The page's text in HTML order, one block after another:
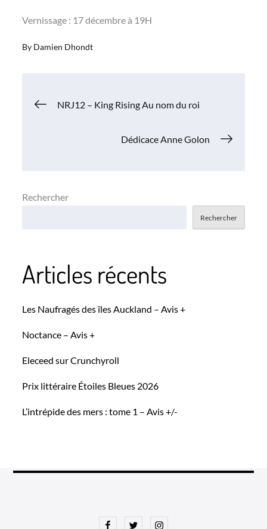
Vernissage : 17 décembre à 19H
By Damien Dhondt
Navigation
NRJ12 – King Rising Au nom du roi
Dédicace Anne Golon
Rechercher
Rechercher
Articles récents
Les Naufragés des îles Auckland – Avis +
Noctance – Avis +
Eleceed sur Crunchyroll
Prix littéraire Étoiles Bleues 2026
L’intrépide des mers : tome 1 – Avis +/-
FacebookTwitterInstagram